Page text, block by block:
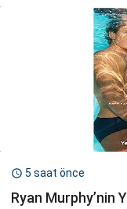
 5 saat önce
Ryan Murphy’nin